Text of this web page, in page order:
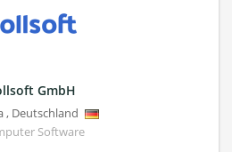
GmbH
, Deutschland
Software